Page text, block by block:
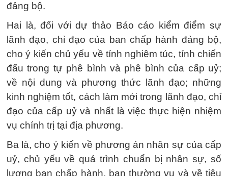
đảng bộ.
Hai là, đối với dự thảo Báo cáo kiểm điểm sự
lãnh đạo, chỉ đạo của ban chấp hành đảng bộ,
cho ý kiến chủ yếu về tính nghiêm túc, tính chiến
đấu trong tự phê bình và phê bình của cấp uỷ;
về nội dung và phương thức lãnh đạo; những
kinh nghiệm tốt, cách làm mới trong lãnh đạo, chỉ
đạo của cấp uỷ và nhất là việc thực hiện nhiệm
vụ chính trị tại địa phương.
Ba là, cho ý kiến về phương án nhân sự của cấp
uỷ, chủ yếu về quá trình chuẩn bị nhân sự, số
lượng ban chấp hành, ban thường vụ và về tiêu